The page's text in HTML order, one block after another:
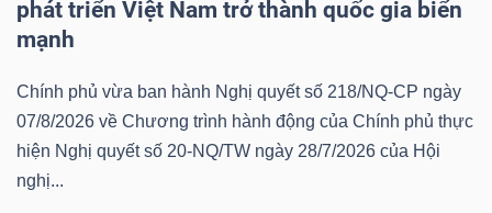
phát triển Việt Nam trở thành quốc gia biển
mạnh
Chính phủ vừa ban hành Nghị quyết số 218/NQ-CP ngày
07/8/2026 về Chương trình hành động của Chính phủ thực
hiện Nghị quyết số 20-NQ/TW ngày 28/7/2026 của Hội
nghị...
tài
chính